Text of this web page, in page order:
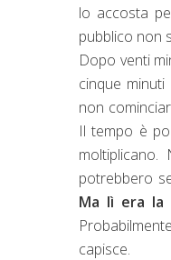
lo accosta
pubblico non
Dopo venti
cinque
non
Il tempo è
potrebbero
Ma lì era la
capisce.